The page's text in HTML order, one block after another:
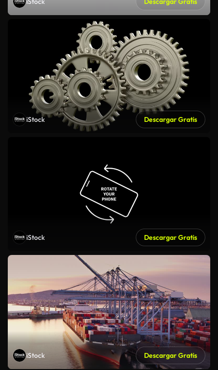
iStock Descargar Gratis
iStock Descargar Gratis
iStock Descargar Gratis